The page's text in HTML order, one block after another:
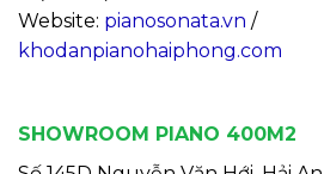
Website: pianosonata.vn /
khodanpianohaiphong.com
SHOWROOM PIANO 400M2